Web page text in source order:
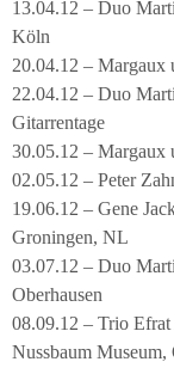
13.04.12 – Duo
Köln
20.04.12 – Margaux
22.04.12 – Duo
Gitarrentage
30.05.12 – Margaux
02.05.12 – Peter
19.06.12 – Gene
Groningen, NL
03.07.12 – Duo
Oberhausen
08.09.12 – Trio
Nussbaum Museum,